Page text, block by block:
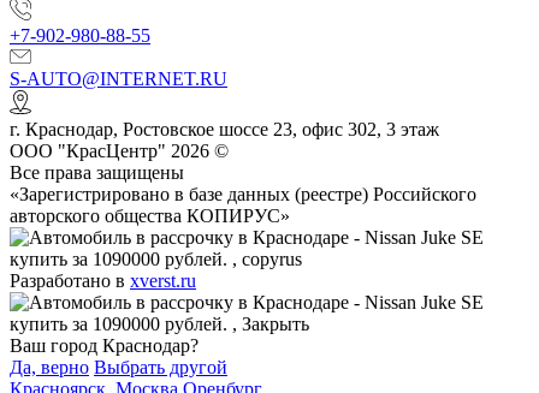
+7-902-980-88-55
S-AUTO@INTERNET.RU
г. Краснодар, Ростовское шоссе 23, офис 302, 3 этаж
ООО "КрасЦентр" 2026 ©
Все права защищены
«Зарегистрировано в базе данных (реестре) Российского
авторского общества КОПИРУС»
Разработано в xverst.ru
Ваш город Краснодар?
Да, верно Выбрать другой